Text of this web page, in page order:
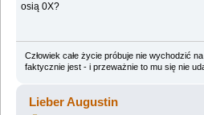
osią 0X?
Człowiek całe życie próbuje nie wychodzić
faktycznie jest - i przeważnie to mu się nie
Lieber Augustin